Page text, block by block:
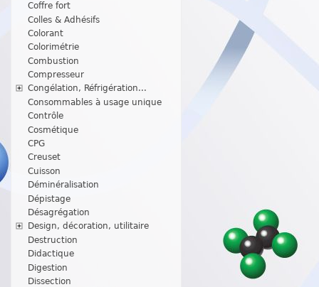
Coffre fort
Colles & Adhésifs
Colorant
Colorimétrie
Combustion
Compresseur
Congélation, Réfrigération...
Consommables à usage unique
Contrôle
Cosmétique
CPG
Creuset
Cuisson
Déminéralisation
Dépistage
Désagrégation
Design, décoration, utilitaire
Destruction
Didactique
Digestion
Dissection